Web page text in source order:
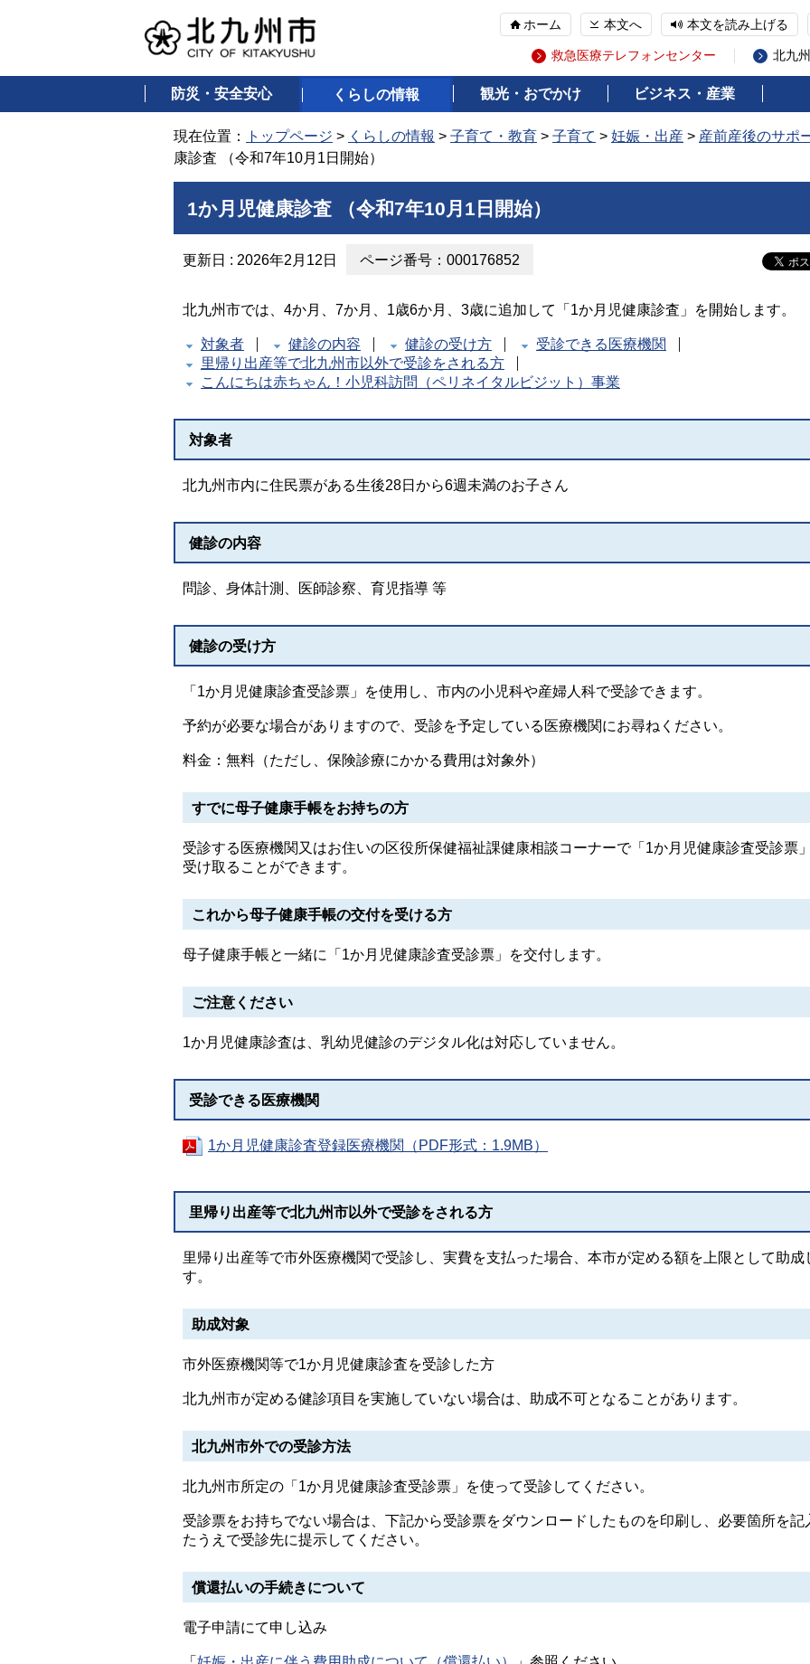
ホーム 本文へ 本文を読み上げる
救急医療テレフォンセンター 北九
防災・安全安心 くらしの情報 観光・おでかけ ビジネス・産業
現在位置： トップページ > くらしの情報 > 子育て・教育 > 子育て > 妊娠・出産 > 産前産後のサポ
康診査 （令和7年10月1日開始）
1か月児健康診査 （令和7年10月1日開始）
更新日 : 2026年2月12日 ページ番号：000176852
北九州市では、4か月、7か月、1歳6か月、3歳に追加して「1か月児健康診査」を開始します。
対象者 健診の内容 健診の受け方
受診できる医療機関
里帰り出産等で北九州市以外で受診をされる方
こんにちは赤ちゃん！小児科訪問（ペリネイタルビジット）事業
対象者
北九州市内に住民票がある生後28日から6週未満のお子さん
健診の内容
問診、身体計測、医師診察、育児指導 等
健診の受け方
「1か月児健康診査受診票」を使用し、市内の小児科や産婦人科で受診できます。
予約が必要な場合がありますので、受診を予定している医療機関にお尋ねください。
料金：無料（ただし、保険診療にかかる費用は対象外）
すでに母子健康手帳をお持ちの方
受診する医療機関又はお住いの区役所保健福祉課健康相談コーナーで「1か月児健康診査受診票
受け取ることができます。
これから母子健康手帳の交付を受ける方
母子健康手帳と一緒に「1か月児健康診査受診票」を交付します。
ご注意ください
1か月児健康診査は、乳幼児健診のデジタル化は対応していません。
受診できる医療機関
1か月児健康診査登録医療機関（PDF形式：1.9MB）
里帰り出産等で北九州市以外で受診をされる方
里帰り出産等で市外医療機関で受診し、実費を支払った場合、本市が定める額を上限として助成
す。
助成対象
市外医療機関等で1か月児健康診査を受診した方
北九州市が定める健診項目を実施していない場合は、助成不可となることがあります。
北九州市外での受診方法
北九州市所定の「1か月児健康診査受診票」を使って受診してください。
受診票をお持ちでない場合は、下記から受診票をダウンロードしたものを印刷し、必要箇所を記
たうえで受診先に提示してください。
償還払いの手続きについて
電子申請にて申し込み